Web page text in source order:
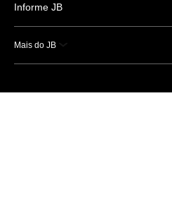
Informe JB
Mais do JB
Esportes